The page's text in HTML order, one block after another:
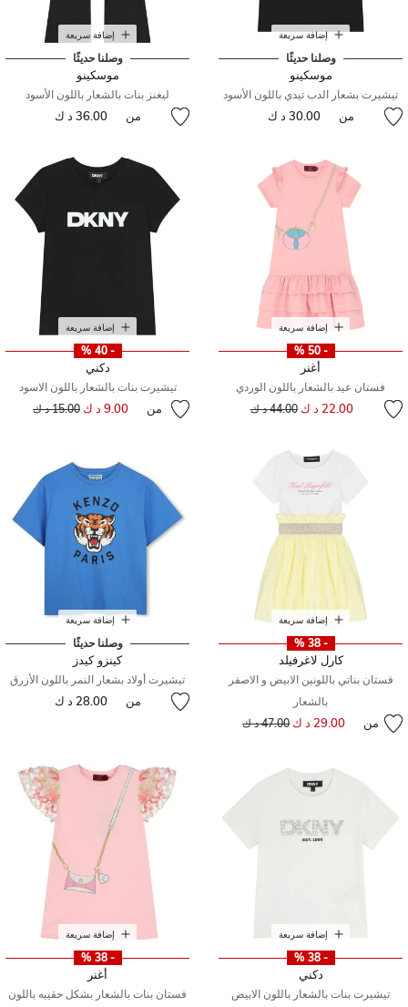
إضافة سريعة
وصلنا حديثًا
موسكينو
تيشيرت بشعار الدب تيدي باللون الأسود
من 30.00 د ك
إضافة سريعة
وصلنا حديثًا
موسكينو
ليغنز بنات بالشعار باللون الأسود
من 36.00 د ك
إضافة سريعة
- 50 %
أغنر
فستان عيد بالشعار باللون الوردي
22.00 د ك سعر مخفض من
44.00 د ك
إضافة سريعة
- 40 %
دكني
تيشيرت بنات بالشعار باللون الاسود
من 9.00 د ك سعر مخفض من
15.00 د ك إلى
إضافة سريعة
- 38 %
كارل لاغرفيلد
فستان بناتي باللونين الابيض و الاصفر
بالشعار
من 29.00 د ك سعر مخفض من
47.00 د ك
إضافة سريعة
وصلنا حديثًا
كينزو كيدز
تيشيرت أولاد بشعار النمر باللون الأزرق
من 28.00 د ك
إضافة سريعة
- 38 %
دكني
تيشيرت بنات بالشعار باللون الابيض
إضافة سريعة
- 38 %
أغنر
فستان بنات بالشعار بشكل حقيبه باللون